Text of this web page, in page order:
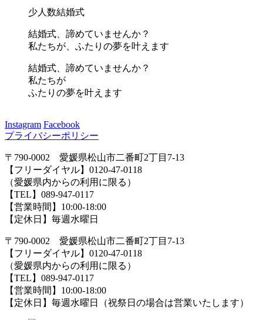
少人数結婚式
結婚式、諦めていませんか？
私たちが、ふたりの夢を叶えます
結婚式、諦めていませんか？
私たちが
ふたりの夢を叶えます
Instagram Facebook
プライバシーポリシー
〒790-0002 愛媛県松山市二番町2丁目7-13
【フリーダイヤル】0120-47-0118
（愛媛県内からの利用に限る）
【TEL】089-947-0117
【営業時間】10:00-18:00
【定休日】毎週水曜日
〒790-0002 愛媛県松山市二番町2丁目7-13
【フリーダイヤル】0120-47-0118
（愛媛県内からの利用に限る）
【TEL】089-947-0117
【営業時間】10:00-18:00
【定休日】毎週水曜日（祝祭日の場合は営業いたします）